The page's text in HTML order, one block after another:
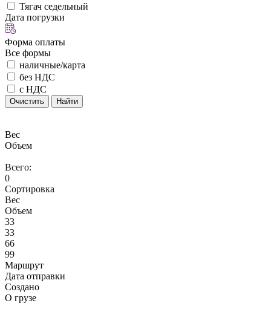
Тягач седельный
Дата погрузки
Форма оплаты
Все формы
наличные/карта
без НДС
с НДС
Очистить Найти
Вес
Объем
Всего:
0
Сортировка
Вес
Объем
33
33
66
99
Маршрут
Дата отправки
Создано
О грузе